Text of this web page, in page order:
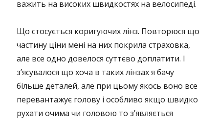
важить на високих швидкостях на велосипеді.
Що стосується коригуючих лінз. Повторюся що
частину ціни мені на них покрила страховка,
але все одно довелося суттєво доплатити. І
з’ясувалося що хоча в таких лінзах я бачу
більше деталей, але при цьому якось воно все
перевантажує голову і особливо якщо швидко
рухати очима чи головою то з’являється